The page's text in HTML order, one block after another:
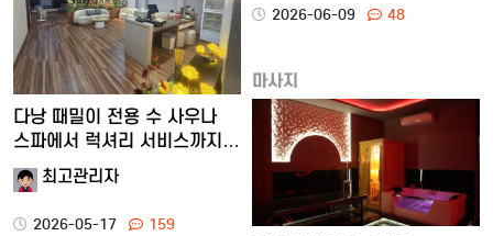
2026-06-09 48
다낭 때밀이 전용 수 사우나
스파에서 럭셔리 서비스까지…
최고관리자
2026-05-17 159
마사지